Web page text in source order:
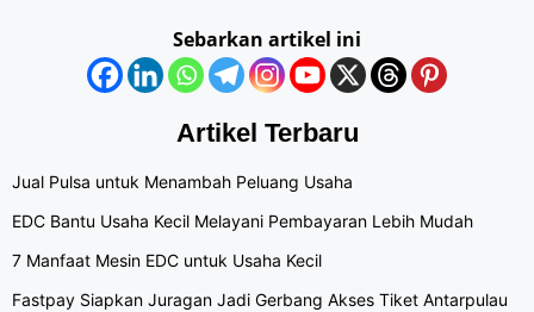
Sebarkan artikel ini
Artikel Terbaru
Jual Pulsa untuk Menambah Peluang Usaha
EDC Bantu Usaha Kecil Melayani Pembayaran Lebih Mudah
7 Manfaat Mesin EDC untuk Usaha Kecil
Fastpay Siapkan Juragan Jadi Gerbang Akses Tiket Antarpulau